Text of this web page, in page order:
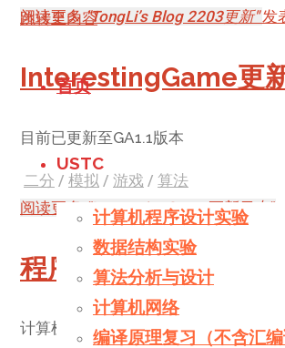
跳转至内容
首页
USTC
计算机程序设计实验
数据结构实验
算法分析与设计
计算机网络
编译原理复习（不含汇编
阅读更多 "TongLi’s Blog 2203更新" 发
InterestingGame更
目前已更新至GA1.1版本
二分 / 模拟 / 游戏 / 算法
阅读更多 "InterestingGame更新日志"
程序设计实验5
计算机程序设计实验课练习题